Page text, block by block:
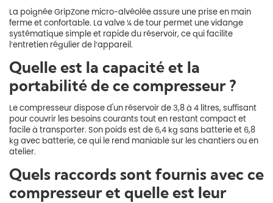
La poignée GripZone micro-alvéolée assure une prise en main
ferme et confortable. La valve ¼ de tour permet une vidange
systématique simple et rapide du réservoir, ce qui facilite
l’entretien régulier de l’appareil.
Quelle est la capacité et la
portabilité de ce compresseur ?
Le compresseur dispose d'un réservoir de 3,8 à 4 litres, suffisant
pour couvrir les besoins courants tout en restant compact et
facile à transporter. Son poids est de 6,4 kg sans batterie et 6,8
kg avec batterie, ce qui le rend maniable sur les chantiers ou en
atelier.
Quels raccords sont fournis avec ce
compresseur et quelle est leur